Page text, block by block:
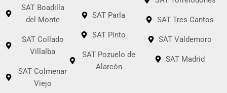
SAT Boadilla
del Monte
SAT Collado
Villalba
SAT Colmenar
Viejo
SAT Parla
SAT Pinto
SAT Pozuelo de
Alarcón
SAT Tres Cantos
SAT Valdemoro
SAT Madrid